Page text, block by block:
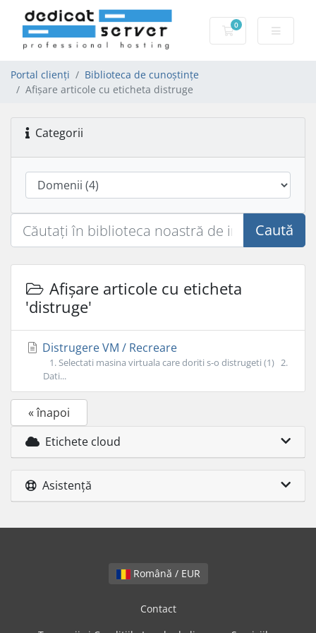
0
Coș de
Portal clienți
Biblioteca de cunoștințe
Afișare articole cu eticheta distruge
Categorii
Caută
Afișare articole cu eticheta
'distruge'
Distrugere VM / Recreare
1. Selectati masina virtuala care doriti s-o distrugeti (1) 2.
Dati...
« înapoi
Etichete cloud
Asistență
Română / EUR
Contact